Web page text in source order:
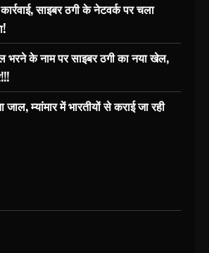
साइबर ठगी के नेटवर्क पर चला
भरने के नाम पर साइबर ठगी का नया खेल,
म्यांमार में भारतीयों से कराई जा रही